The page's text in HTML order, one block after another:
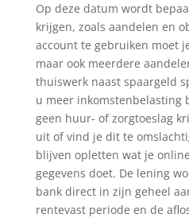
Op deze datum wordt
krijgen, zoals aandelen en
account te gebruiken moet
maar ook meerdere
thuiswerk naast spaargeld
u meer inkomstenbelasting
geen huur- of zorgtoeslag
uit of vind je dit te
blijven opletten wat je
gegevens doet. De lening
bank direct in zijn geheel
rentevast periode en de